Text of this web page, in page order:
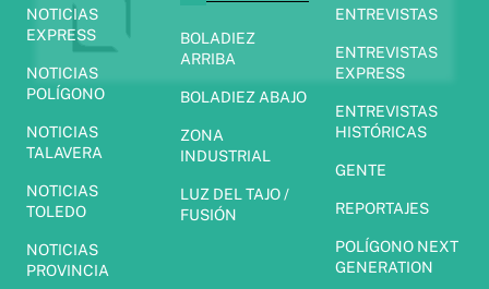
NOTICIAS
EXPRESS
NOTICIAS
POLÍGONO
NOTICIAS
TALAVERA
NOTICIAS
TOLEDO
NOTICIAS
PROVINCIA
BOLADIEZ
ARRIBA
BOLADIEZ ABAJO
ZONA
INDUSTRIAL
LUZ DEL TAJO /
FUSIÓN
ENTREVISTAS
ENTREVISTAS
EXPRESS
ENTREVISTAS
HISTÓRICAS
GENTE
REPORTAJES
POLÍGONO NEXT
GENERATION